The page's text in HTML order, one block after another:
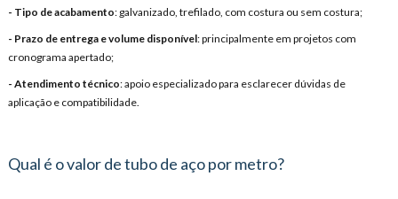
- Tipo de acabamento: galvanizado, trefilado, com costura ou sem costura;
- Prazo de entrega e volume disponível: principalmente em projetos com
cronograma apertado;
- Atendimento técnico: apoio especializado para esclarecer dúvidas de
aplicação e compatibilidade.
Qual é o valor de tubo de aço por metro?